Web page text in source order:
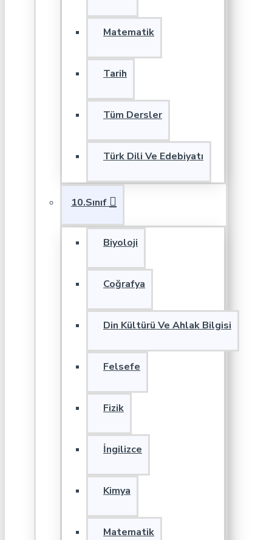
Matematik
Tarih
Tüm Dersler
Türk Dili Ve Edebiyatı
10.Sınıf
Biyoloji
Coğrafya
Din Kültürü Ve Ahlak Bilgisi
Felsefe
Fizik
İngilizce
Kimya
Matematik